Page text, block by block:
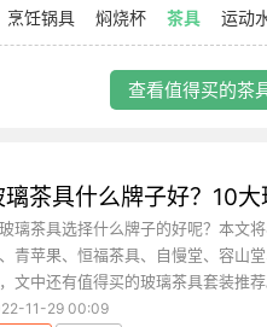
烹饪锅具 焖烧杯 茶具 运动
查看值得买的茶
璃茶具什么牌子好？10
璃茶具选择什么牌子的好呢？本文
青苹果、恒福茶具、自慢堂、容山
文中还有值得买的玻璃茶具套装推
11-29 00:09